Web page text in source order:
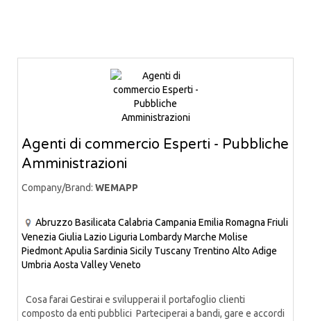
Agenti di commercio Esperti - Pubbliche
Amministrazioni
Company/Brand: WEMAPP
Abruzzo Basilicata Calabria Campania Emilia Romagna Friuli
Venezia Giulia Lazio Liguria LombardyMarche Molise
PiedmontApulia Sardinia Sicily Tuscany Trentino Alto Adige
Umbria Aosta ValleyVeneto
Cosa farai Gestirai e svilupperai il portafoglio clienti
composto da enti pubblici Parteciperai a bandi, gare e accordi